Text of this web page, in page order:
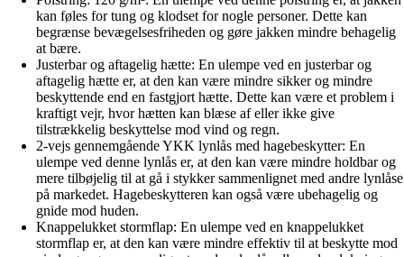
kan føles for tung og klodset for nogle personer. Dette kan
begrænse bevægelsesfriheden og gøre jakken mindre behagelig
at bære.
Justerbar og aftagelig hætte: En ulempe ved en justerbar og
aftagelig hætte er, at den kan være mindre sikker og mindre
beskyttende end en fastgjort hætte. Dette kan være et problem i
kraftigt vejr, hvor hætten kan blæse af eller ikke give
tilstrækkelig beskyttelse mod vind og regn.
2-vejs gennemgående YKK lynlås med hagebeskytter: En
ulempe ved denne lynlås er, at den kan være mindre holdbar og
mere tilbøjelig til at gå i stykker sammenlignet med andre lynlåse
på markedet. Hagebeskytteren kan også være ubehagelig og
gnide mod huden.
Knappelukket stormflap: En ulempe ved en knappelukket
stormflap er, at den kan være mindre effektiv til at beskytte mod